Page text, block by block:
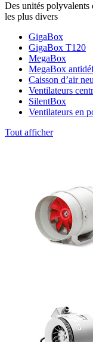
Des unités polyvalents
les plus divers
GigaBox
GigaBox T120
MegaBox
MegaBox
Caisson d’air
Ventilateurs
SilentBox
Ventilateurs en
Tout afficher